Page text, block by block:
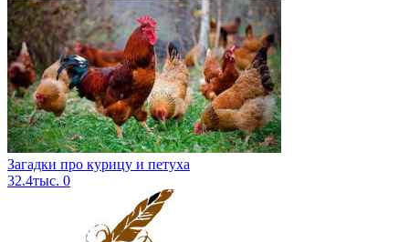
Загадки про курицу и петуха
32.4тыс. 0